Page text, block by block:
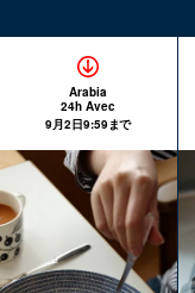
Arabia
24h Avec
9月2日9:59まで